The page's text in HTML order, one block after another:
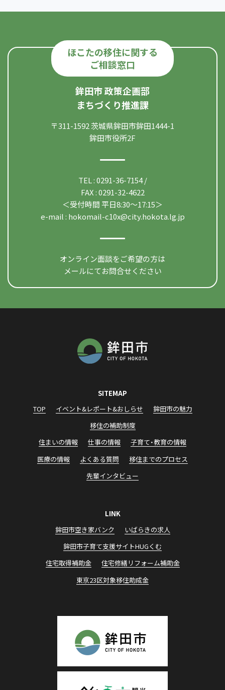
ほこたの移住に関する
ご相談窓口
鉾田市 政策企画部
まちづくり推進課
〒311-1592 茨城県鉾田市鉾田1444-1
鉾田市役所2F
TEL : 0291-36-7154 /
FAX : 0291-32-4622
＜受付時間 平日8:30〜17:15＞
e-mail : hokomail-c10x@city.hokota.lg.jp
オンライン面談をご希望の方は
メールにてお問合せください
SITEMAP
TOP
イベント&レポート&おしらせ
鉾田市の魅力
移住の補助制度
住まいの情報
仕事の情報
子育て・教育の情報
医療の情報
よくある質問
移住までのプロセス
先輩インタビュー
LINK
鉾田市空き家バンク
いばらきの求⼈
鉾⽥市⼦育て⽀援サイトHUGくむ
住宅取得補助⾦
住宅修繕リフォーム補助⾦
東京23区対象移住助成⾦